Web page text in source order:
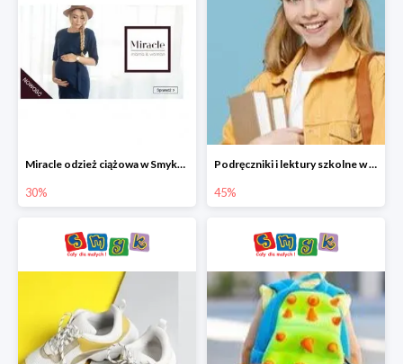
Miracle odzież ciążowa w Smyku co -30%
30%
Podręczniki i lektury szkolne w Smyku do -45%
45%